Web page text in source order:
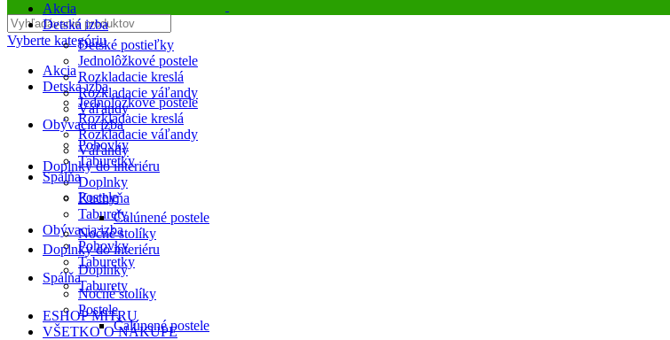
Vyberte kategóriu
Akcia
Detská izba
Jednolôžkové postele
Rozkladacie kreslá
Rozkladacie váľandy
Váľandy
Doplnky do interiéru
Doplnky
Kuchyňa
Taburety
Obývacia izba
Pohovky
Taburetky
Spálňa
Nočné stolíky
Postele
Čalúnené postele
Akcia
Detská izba
Detské postieľky
Jednolôžkové postele
Rozkladacie kreslá
Rozkladacie váľandy
Váľandy
Obývacia izba
Pohovky
Taburetky
Spálňa
Postele
Čalúnené postele
Nočné stolíky
Doplnky do interiéru
Doplnky
Taburety
ESHOP MITRU
VŠETKO O NÁKUPE
Obrázky zväčšíte kliknutím .